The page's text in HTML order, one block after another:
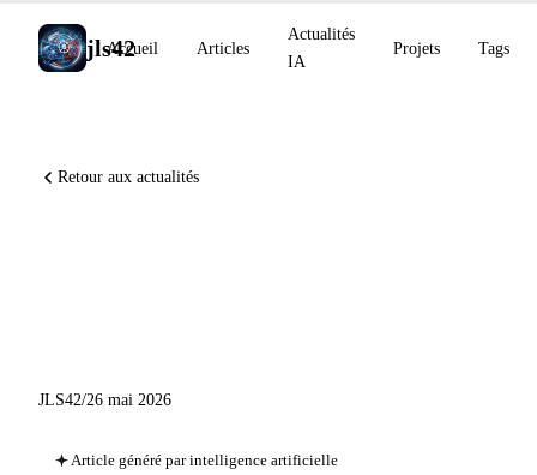
jls42
Accueil Articles
Actualités
IA
Projets Tags
Retour aux actualités
JLS42/26 mai 2026
Article généré par intelligence artificielle